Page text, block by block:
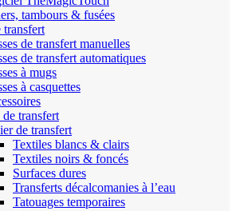
tambours & fusées
transfert
de transfert manuelles
de transfert automatiques
à mugs
à casquettes
transfert
de transfert
Textiles blancs & clairs
Textiles noirs & foncés
Surfaces dures
Transferts décalcomanies à l’eau
Tatouages temporaires